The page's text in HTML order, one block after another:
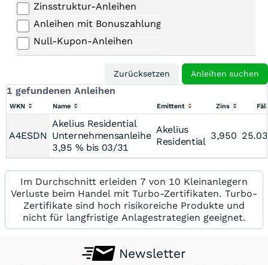
Zinsstruktur-Anleihen
Anleihen mit Bonuszahlungen
Null-Kupon-Anleihen
1 gefundenen Anleihen
WKN Name Emittent Zins
A4ESDN
Akelius Residential
Unternehmensanleihe
3,95 % bis 03/31
Akelius
Residential
3,950
Im Durchschnitt erleiden 7 von 10 Kleinanlegern
Verluste beim Handel mit Turbo-Zertifikaten. Turbo-
Zertifikate sind hoch risikoreiche Produkte und
nicht für langfristige Anlagestrategien geeignet.
Newsletter